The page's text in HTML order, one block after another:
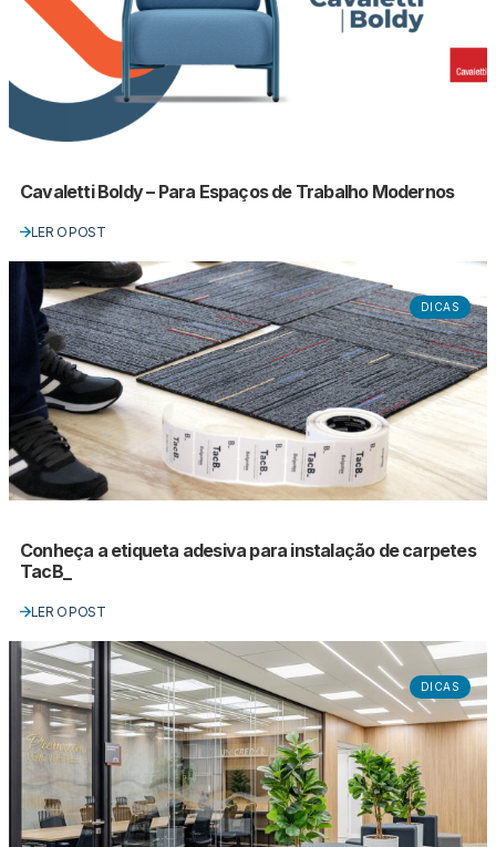
Cavaletti Boldy – Para Espaços de Trabalho Modernos
LER O POST
DICAS
Conheça a etiqueta adesiva para instalação de carpetes
TacB_
LER O POST
DICAS